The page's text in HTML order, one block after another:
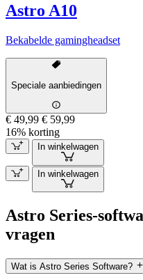
Astro A10
Bekabelde gamingheadset
Speciale aanbiedingen
€ 49,99 € 59,99
16% korting
In winkelwagen
In winkelwagen
Astro Series-
vragen
Wat is Astro Series Software?